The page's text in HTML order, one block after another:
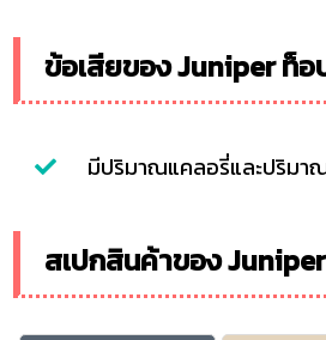
ข้อเสียของ Juniper ท็อ
มีปริมาณแคลอรี่และปริมา
สเปกสินค้าของ